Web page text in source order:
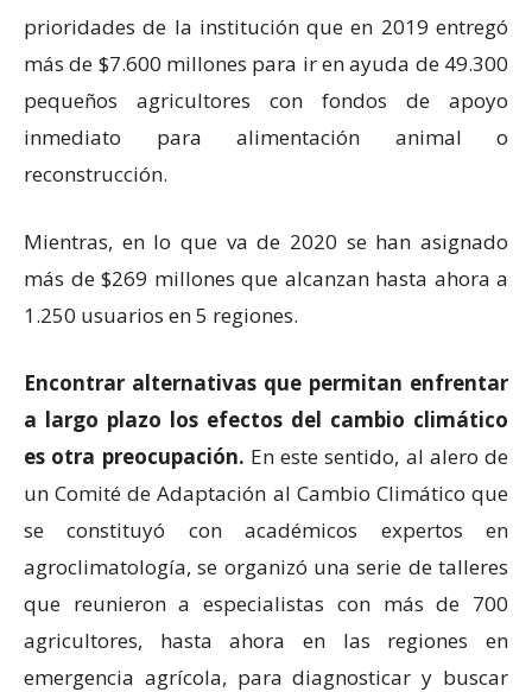
prioridades de la institución que en 2019 entregó
más de $7.600 millones para ir en ayuda de 49.300
pequeños agricultores con fondos de apoyo
inmediato para alimentación animal o
reconstrucción.
Mientras, en lo que va de 2020 se han asignado
más de $269 millones que alcanzan hasta ahora a
1.250 usuarios en 5 regiones.
Encontrar alternativas que permitan enfrentar
a largo plazo los efectos del cambio climático
es otra preocupación. En este sentido, al alero de
un Comité de Adaptación al Cambio Climático que
se constituyó con académicos expertos en
agroclimatología, se organizó una serie de talleres
que reunieron a especialistas con más de 700
agricultores, hasta ahora en las regiones en
emergencia agrícola, para diagnosticar y buscar